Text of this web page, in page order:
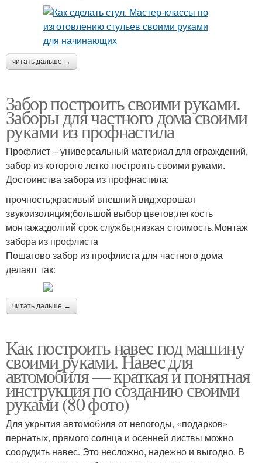
читать дальше →
Забор построить своими руками.
Заборы для частного дома своими
руками из профнастила
Профлист – универсальный материал для ограждений,
забор из которого легко построить своими руками.
Достоинства забора из профнастила:
прочность;красивый внешний вид;хорошая
звукоизоляция;большой выбор цветов;легкость
монтажа;долгий срок службы;низкая стоимость.Монтаж
забора из профлиста
Пошагово забор из профлиста для частного дома
делают так:
читать дальше →
Как построить навес под машину
своими руками. Навес для
автомобиля — краткая и понятная
инструкция по созданию своими
руками (80 фото)
Для укрытия автомобиля от непогоды, «подарков»
пернатых, прямого солнца и осенней листвы можно
соорудить навес. Это несложно, надежно и выгодно. В